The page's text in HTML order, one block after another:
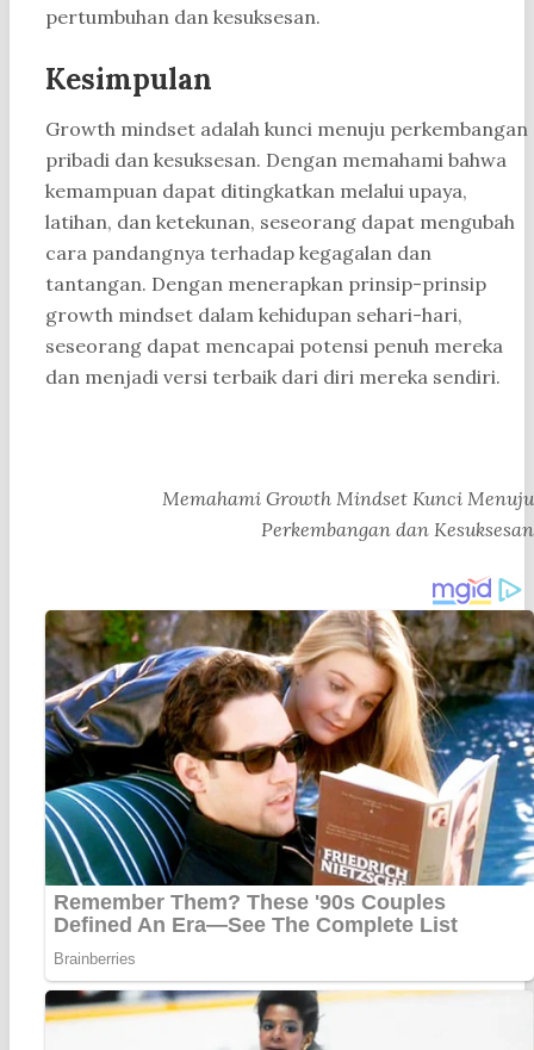
pertumbuhan dan kesuksesan.
Kesimpulan
Growth mindset adalah kunci menuju perkembangan
pribadi dan kesuksesan. Dengan memahami bahwa
kemampuan dapat ditingkatkan melalui upaya,
latihan, dan ketekunan, seseorang dapat mengubah
cara pandangnya terhadap kegagalan dan
tantangan. Dengan menerapkan prinsip-prinsip
growth mindset dalam kehidupan sehari-hari,
seseorang dapat mencapai potensi penuh mereka
dan menjadi versi terbaik dari diri mereka sendiri.
Memahami Growth Mindset Kunci Menuju
Perkembangan dan Kesuksesan